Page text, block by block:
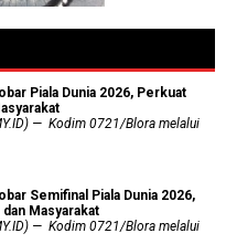
Piala Dunia 2026, Perkuat
— Kodim 0721/Blora melalui
Semifinal Piala Dunia 2026,
Masyarakat
— Kodim 0721/Blora melalui